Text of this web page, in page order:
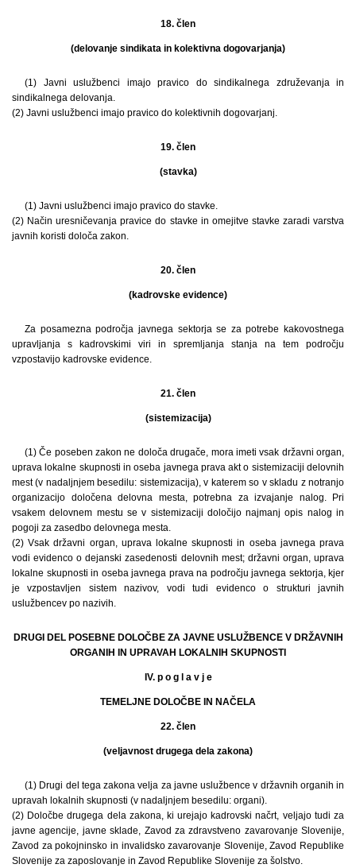
18. člen
(delovanje sindikata in kolektivna dogovarjanja)
(1) Javni uslužbenci imajo pravico do sindikalnega združevanja in
sindikalnega delovanja.
(2) Javni uslužbenci imajo pravico do kolektivnih dogovarjanj.
19. člen
(stavka)
(1) Javni uslužbenci imajo pravico do stavke.
(2) Način uresničevanja pravice do stavke in omejitve stavke zaradi varstva
javnih koristi določa zakon.
20. člen
(kadrovske evidence)
Za posamezna področja javnega sektorja se za potrebe kakovostnega
upravljanja s kadrovskimi viri in spremljanja stanja na tem področju
vzpostavijo kadrovske evidence.
21. člen
(sistemizacija)
(1) Če poseben zakon ne določa drugače, mora imeti vsak državni organ,
uprava lokalne skupnosti in oseba javnega prava akt o sistemizaciji delovnih
mest (v nadaljnjem besedilu: sistemizacija), v katerem so v skladu z notranjo
organizacijo določena delovna mesta, potrebna za izvajanje nalog. Pri
vsakem delovnem mestu se v sistemizaciji določijo najmanj opis nalog in
pogoji za zasedbo delovnega mesta.
(2) Vsak državni organ, uprava lokalne skupnosti in oseba javnega prava
vodi evidenco o dejanski zasedenosti delovnih mest; državni organ, uprava
lokalne skupnosti in oseba javnega prava na področju javnega sektorja, kjer
je vzpostavljen sistem nazivov, vodi tudi evidenco o strukturi javnih
uslužbencev po nazivih.
DRUGI DEL POSEBNE DOLOČBE ZA JAVNE USLUŽBENCE V DRŽAVNIH
ORGANIH IN UPRAVAH LOKALNIH SKUPNOSTI
IV. p o g l a v j e
TEMELJNE DOLOČBE IN NAČELA
22. člen
(veljavnost drugega dela zakona)
(1) Drugi del tega zakona velja za javne uslužbence v državnih organih in
upravah lokalnih skupnosti (v nadaljnjem besedilu: organi).
(2) Določbe drugega dela zakona, ki urejajo kadrovski načrt, veljajo tudi za
javne agencije, javne sklade, Zavod za zdravstveno zavarovanje Slovenije,
Zavod za pokojninsko in invalidsko zavarovanje Slovenije, Zavod Republike
Slovenije za zaposlovanje in Zavod Republike Slovenije za šolstvo.